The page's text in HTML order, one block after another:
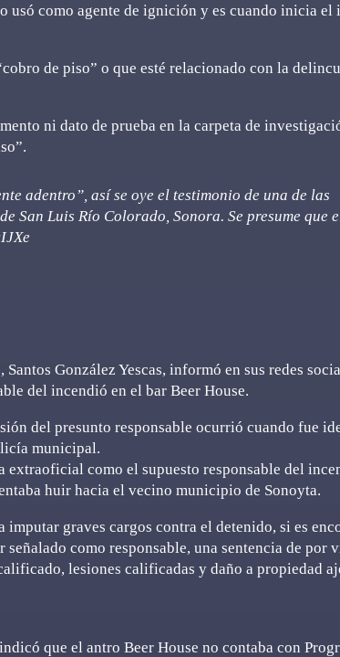
usó como agente de ignición y es cuando inicia el
de piso” o que esté relacionado con la
ni dato de prueba en la carpeta de
adentro”, así se oye el testimonio de una de las
San Luis Río Colorado, Sonora. Se presume que
González Yescas, informó en sus redes
del incendió en el bar Beer House.
del presunto responsable ocurrió cuando fue
municipal.
como el supuesto responsable del
huir hacia el vecino municipio de Sonoyta.
graves cargos contra el detenido, si es
como responsable, una sentencia de por
lesiones calificadas y daño a propiedad
que el antro Beer House no contaba con